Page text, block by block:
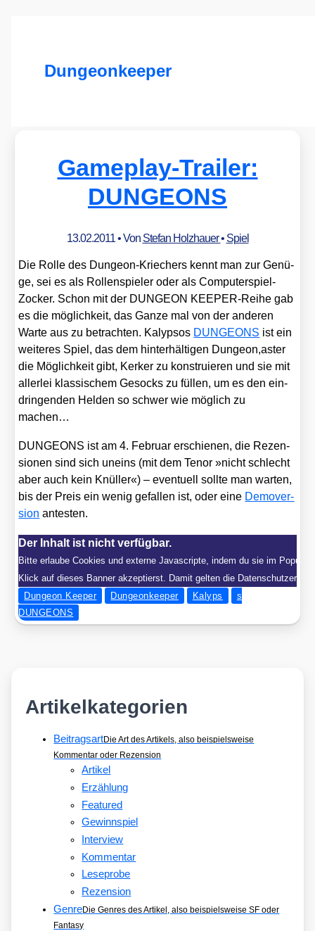
Dungeonkeeper
Gameplay-Trailer:
DUNGEONS
13.02.2011• Von Stefan Holzhauer• Spiel
Die Rol­le des Dun­ge­on-Krie­chers kennt man zur Genü­
ge, sei es als Rol­len­spie­ler oder als Com­pu­ter­spiel-
Zocker. Schon mit der DUNGEON KEE­PER-Rei­he gab
es die mög­lich­keit, das Gan­ze mal von der ande­ren
War­te aus zu betrach­ten. Kalyp­sos DUNGEONS ist ein
wei­te­res Spiel, das dem hin­ter­häl­ti­gen Dungeon,aster
die Mög­lich­keit gibt, Ker­ker zu kon­stru­ie­ren und sie mit
aller­lei klas­si­schem Gesocks zu fül­len, um es den ein­
drin­gen­den Hel­den so schwer wie mög­lich zu
machen…
DUNGEONS ist am 4. Febru­ar erschie­nen, die Rezen­
sio­nen sind sich uneins (mit dem Tenor »nicht schlecht
aber auch kein Knül­ler«) – even­tu­ell soll­te man war­ten,
bis der Preis ein wenig gefal­len ist, oder eine Demo­ver­
si­on antes­ten.
Der Inhalt ist nicht verfügbar.
Bitte erlaube Cookies und externe Javascripte, indem du sie im Popup
Klick auf dieses Banner akzeptierst. Damit gelten die
Dungeon Keeper
Dungeonkeeper Kalyps
s
DUNGEONS
Artikelkategorien
BeitragsartDie Art des Artikels, also beispielsweise
Kommentar oder Rezension
Artikel
Erzählung
Featured
Gewinnspiel
Interview
Kommentar
Leseprobe
Rezension
GenreDie Genres des Artikel, also beispielsweise SF oder
Fantasy